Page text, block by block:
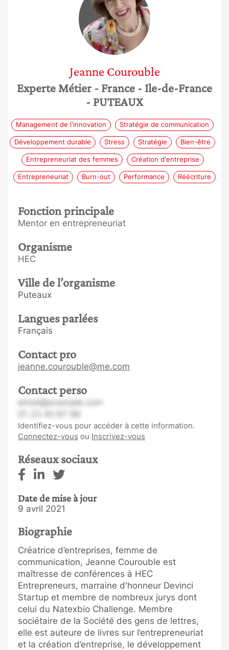
Jeanne Courouble
Experte Métier - France - Ile-de-France
- PUTEAUX
Management de l'innovation Stratégie de communication
Développement durable Stress Stratégie Bien-être
Entrepreneuriat des femmes Création d'entreprise
Entrepreneuriat Burn-out Performance Réécriture
Fonction principale
Mentor en entrepreneuriat
Organisme
HEC
Ville de l’organisme
Puteaux
Langues parlées
Français
Contact pro
jeanne.courouble@me.com
Contact perso
email@example.com
Identifiez-vous pour accéder à cette information.
Connectez-vous ou Inscrivez-vous
Réseaux sociaux
Date de mise à jour
9 avril 2021
Biographie
Créatrice d’entreprises, femme de
communication, Jeanne Courouble est
maîtresse de conférences à HEC
Entrepreneurs, marraine d'honneur Devinci
Startup et membre de nombreux jurys dont
celui du Natexbio Challenge. Membre
sociétaire de la Société des gens de lettres,
elle est auteure de livres sur l’entrepreneuriat
et la création d’entreprise, le développement